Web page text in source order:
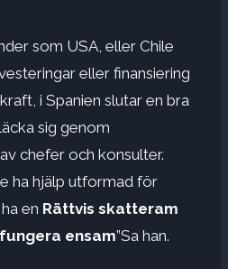
som USA, eller Chile
eller finansiering
i Spanien slutar en bra
sig genom
chefer och konsulter.
ha hjälp utformad för
en Rättvis skatteram
ensam”Sa han.